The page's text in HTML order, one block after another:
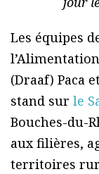
Les équipes
(Draaf) Paca
stand sur le
Bouches-du-
aux filières,
territoires